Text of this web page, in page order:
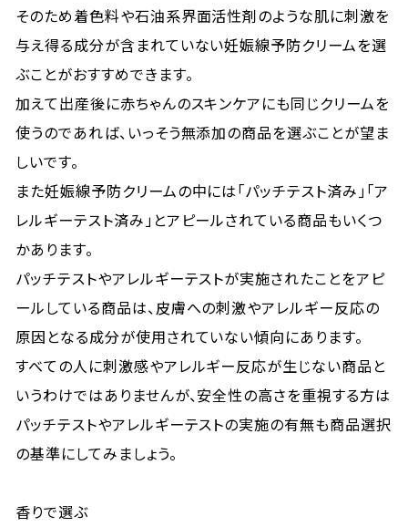
そのため着色料や石油系界面活性剤のような肌に刺激を
与え得る成分が含まれていない妊娠線予防クリームを選
ぶことがおすすめできます。
加えて出産後に赤ちゃんのスキンケアにも同じクリームを
使うのであれば、いっそう無添加の商品を選ぶことが望ま
しいです。
また妊娠線予防クリームの中には「パッチテスト済み」「ア
レルギーテスト済み」とアピールされている商品もいくつ
かあります。
パッチテストやアレルギーテストが実施されたことをアピ
ールしている商品は、皮膚への刺激やアレルギー反応の
原因となる成分が使用されていない傾向にあります。
すべての人に刺激感やアレルギー反応が生じない商品と
いうわけではありませんが、安全性の高さを重視する方は
パッチテストやアレルギーテストの実施の有無も商品選択
の基準にしてみましょう。
香りで選ぶ